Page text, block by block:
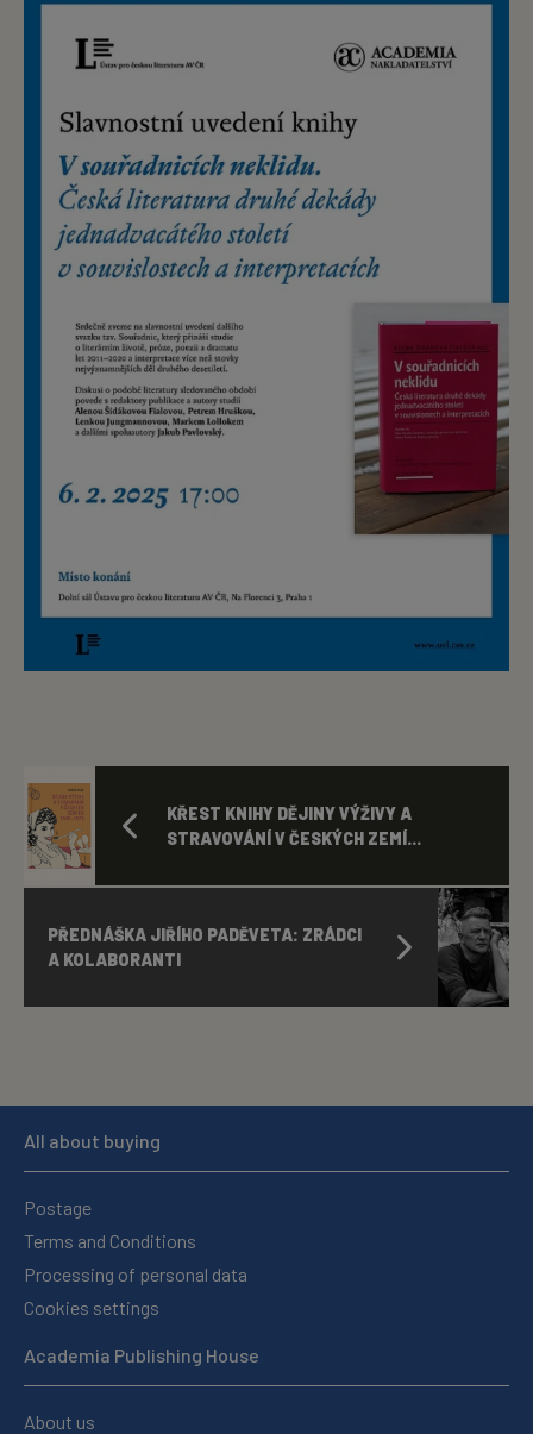
KŘEST KNIHY DĚJINY VÝŽIVY A
STRAVOVÁNÍ V ČESKÝCH ZEMÍ...
PŘEDNÁŠKA JIŘÍHO PADĚVETA: ZRÁDCI
A KOLABORANTI
All about buying
Postage
Terms and Conditions
Processing of personal data
Cookies settings
Academia Publishing House
About us